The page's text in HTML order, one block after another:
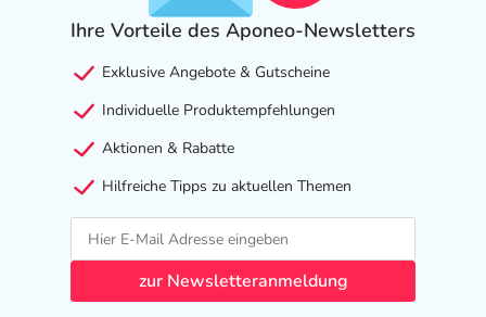
Ihre Vorteile des Aponeo-Newsletters
Exklusive Angebote & Gutscheine
Individuelle Produktempfehlungen
Aktionen & Rabatte
Hilfreiche Tipps zu aktuellen Themen
zur Newsletteranmeldung